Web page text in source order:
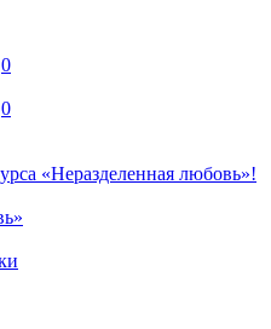
0
0
«Неразделенная любовь»!